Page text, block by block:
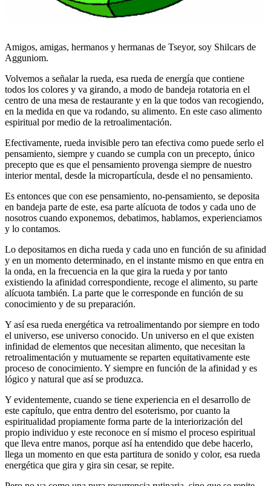
Amigos, amigas, hermanos y hermanas de Tseyor, soy Shilcars de
Agguniom.
Volvemos a señalar la rueda, esa rueda de energía que contiene
todos los colores y va girando, a modo de bandeja rotatoria en el
centro de una mesa de restaurante y en la que todos van recogiendo,
en la medida en que va rodando, su alimento. En este caso alimento
espiritual por medio de la retroalimentación.
Efectivamente, rueda invisible pero tan efectiva como puede serlo el
pensamiento, siempre y cuando se cumpla con un precepto, único
precepto que es que el pensamiento provenga siempre de nuestro
interior mental, desde la micropartícula, desde el no pensamiento.
Es entonces que con ese pensamiento, no-pensamiento, se deposita
en bandeja parte de este, esa parte alícuota de todos y cada uno de
nosotros cuando exponemos, debatimos, hablamos, experienciamos
y lo contamos.
Lo depositamos en dicha rueda y cada uno en función de su afinidad
y en un momento determinado, en el instante mismo en que entra en
la onda, en la frecuencia en la que gira la rueda y por tanto
existiendo la afinidad correspondiente, recoge el alimento, su parte
alícuota también. La parte que le corresponde en función de su
conocimiento y de su preparación.
Y así esa rueda energética va retroalimentando por siempre en todo
el universo, ese universo conocido. Un universo en el que existen
infinidad de elementos que necesitan alimento, que necesitan la
retroalimentación y mutuamente se reparten equitativamente este
proceso de conocimiento. Y siempre en función de la afinidad y es
lógico y natural que así se produzca.
Y evidentemente, cuando se tiene experiencia en el desarrollo de
este capítulo, que entra dentro del esoterismo, por cuanto la
espiritualidad propiamente forma parte de la interiorización del
propio individuo y este reconoce en sí mismo el proceso espiritual
que lleva entre manos, porque así ha entendido que debe hacerlo,
llega un momento en que esta partitura de sonido y color, esa rueda
energética que gira y gira sin cesar, se repite.